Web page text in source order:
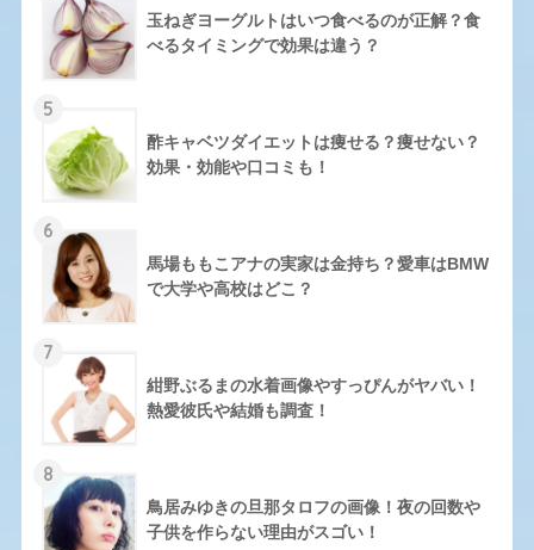
玉ねぎヨーグルトはいつ食べるのが正解？食
べるタイミングで効果は違う？
5
酢キャベツダイエットは痩せる？痩せない？
効果・効能や口コミも！
6
馬場ももこアナの実家は金持ち？愛車はBMW
で大学や高校はどこ？
7
紺野ぶるまの水着画像やすっぴんがヤバい！
熱愛彼氏や結婚も調査！
8
鳥居みゆきの旦那タロフの画像！夜の回数や
子供を作らない理由がスゴい！